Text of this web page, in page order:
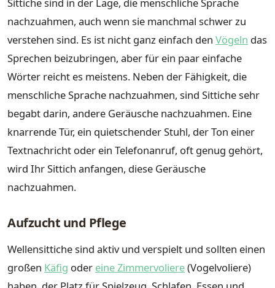
Sittiche sind in der Lage, die menschliche Sprache
nachzuahmen, auch wenn sie manchmal schwer zu
verstehen sind. Es ist nicht ganz einfach den Vögeln das
Sprechen beizubringen, aber für ein paar einfache
Wörter reicht es meistens. Neben der Fähigkeit, die
menschliche Sprache nachzuahmen, sind Sittiche sehr
begabt darin, andere Geräusche nachzuahmen. Eine
knarrende Tür, ein quietschender Stuhl, der Ton einer
Textnachricht oder ein Telefonanruf, oft genug gehört,
wird Ihr Sittich anfangen, diese Geräusche
nachzuahmen.
Aufzucht und Pflege
Wellensittiche sind aktiv und verspielt und sollten einen
großen Käfig oder eine Zimmervoliere(Vogelvoliere)